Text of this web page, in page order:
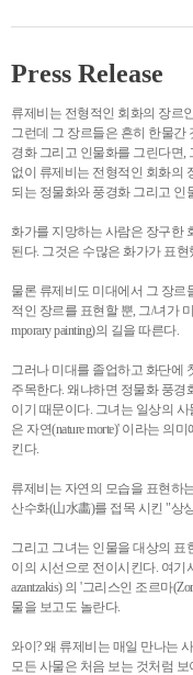
Press Release
류제비는 전형적인 회화의 장르
그런데 그 장르들은 흔히 한물간
경화 그리고 인물화를 그린다면,
없이 류제비는 전형적인 회화의
되는 정물화와 풍경화 그리고 인
화가를 지망하는 사람은 장구한
된다. 그것은 수많은 화가가 표
물론 류제비도 미대에서 그 장르
적인 장르를 표현할 뿐, 그/녀가
mporary painting)의 길을 따른다.
그러나 미대를 졸업하고 화단에
주목한다. 왜냐하면 정물화 풍경
이기 때문이다. 그녀는 일상의
은 자연(nature morte)' 이라는 의
킨다.
류제비는 자연의 모습을 표현하
산수화(山水畵)를 접목 시킨 "상
그리고 그녀는 인물을 대상의 표
이의 시선으로 전이시킨다. 여기
azantzakis) 의 '그리스인 조르마
물을 보고도 놀란다.
와이? 왜 류제비는 매일 만나는
모든 사물은 처음 보는 것처럼